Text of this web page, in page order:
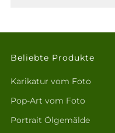
Beliebte Produkte
Karikatur vom Foto
Pop-Art vom Foto
Portrait Ölgemälde